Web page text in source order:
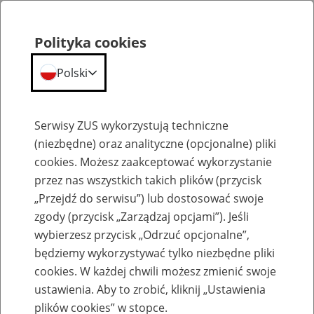
Emerytury
Baza zlikwidowanych lub
przekształconych zakładów pracy
Polityka cookies
Polski
Serwisy ZUS wykorzystują techniczne
(niezbędne) oraz analityczne (opcjonalne) pliki
cookies. Możesz zaakceptować wykorzystanie
przez nas wszystkich takich plików (przycisk
„Przejdź do serwisu”) lub dostosować swoje
zgody (przycisk „Zarządzaj opcjami”). Jeśli
wybierzesz przycisk „Odrzuć opcjonalne”,
będziemy wykorzystywać tylko niezbędne pliki
cookies. W każdej chwili możesz zmienić swoje
ustawienia. Aby to zrobić, kliknij „Ustawienia
plików cookies” w stopce.